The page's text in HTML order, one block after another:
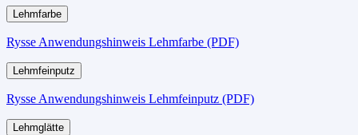
Lehmfarbe
Rysse Anwendungshinweis Lehmfarbe (PDF)
Lehmfeinputz
Rysse Anwendungshinweis Lehmfeinputz (PDF)
Lehmglätte